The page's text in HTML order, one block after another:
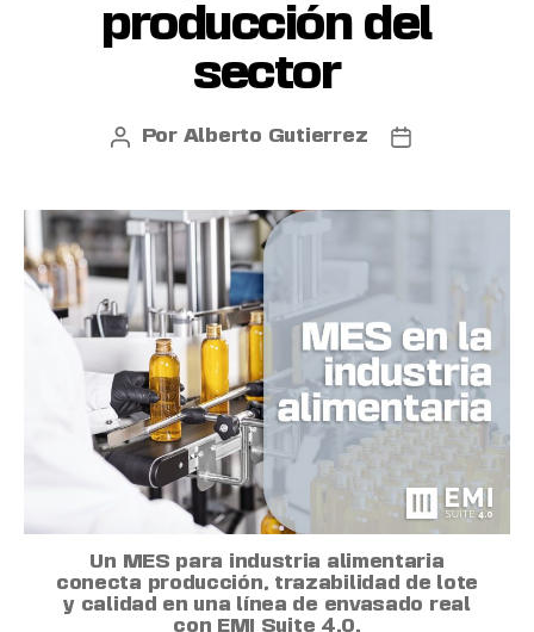
producción del
sector
Por Alberto Gutierrez
Un MES para industria alimentaria
conecta producción, trazabilidad de lote
y calidad en una línea de envasado real
con EMI Suite 4.0.